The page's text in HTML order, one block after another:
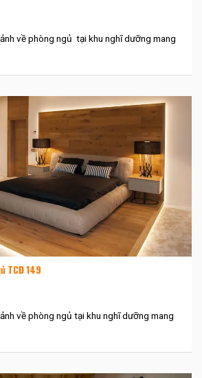
về phòng ngủ tại khu nghĩ dưỡng mang
TCĐ 149
về phòng ngủ tại khu nghĩ dưỡng mang